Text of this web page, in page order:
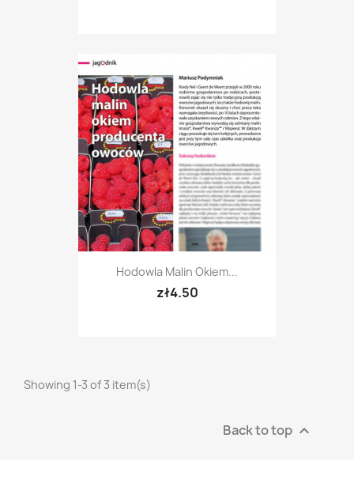
Hodowla Malin Okiem...
zł4.50
Showing 1-3 of 3 item(s)
Back to top 